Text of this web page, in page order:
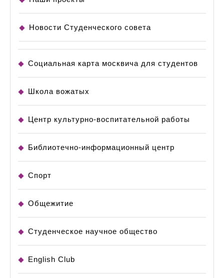
Новости Студенческого совета
Социальная карта москвича для студентов
Школа вожатых
Центр культурно-воспитательной работы
Библиотечно-информационный центр
Спорт
Общежитие
Студенческое научное общество
English Club